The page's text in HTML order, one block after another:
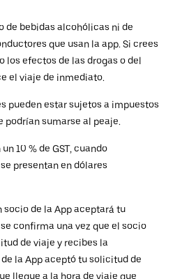
de bebidas alcohólicas ni de
que usan la app. Si crees
los efectos de las drogas o del
el viaje de inmediato.
pueden estar sujetos a impuestos
podrían sumarse al peaje.
10 % de GST, cuando
presentan en dólares
socio de la App aceptará tu
confirma una vez que el socio
de viaje y recibes la
la App aceptó tu solicitud de
llegue a la hora de viaje que